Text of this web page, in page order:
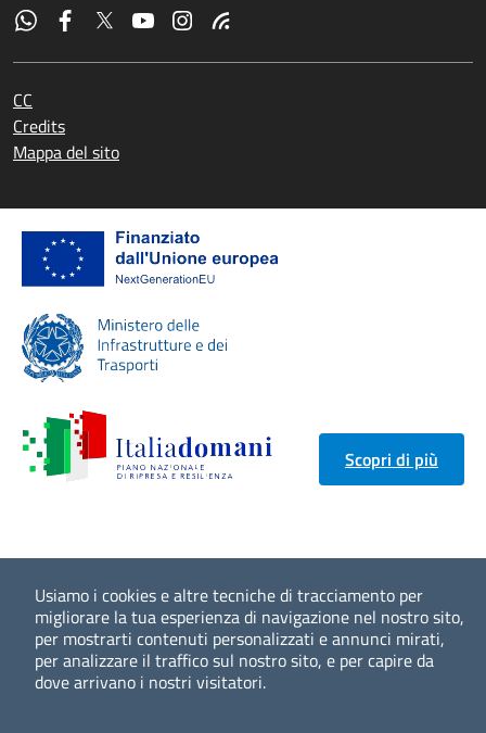
Usiamo i cookies e altre tecniche di tracciamento per
migliorare la tua esperienza di navigazione nel nostro sito,
per mostrarti contenuti personalizzati e annunci mirati,
per analizzare il traffico sul nostro sito, e per capire da
dove arrivano i nostri visitatori.
CC
Credits
Mappa del sito
Scopri di più